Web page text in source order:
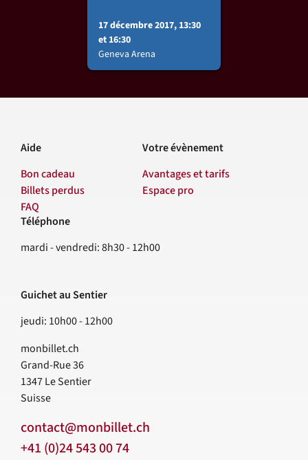
17 décembre 2017, 13:30
et 16:30
Geneva Arena
Aide
Bon cadeau
Billets perdus
FAQ
Votre évènement
Avantages et tarifs
Espace pro
Contact
Téléphone
mardi - vendredi: 8h30 - 12h00
Guichet au Sentier
jeudi: 10h00 - 12h00
monbillet.ch
Grand-Rue 36
1347Le Sentier
Suisse
contact@monbillet.ch
+41 (0)24 543 00 74